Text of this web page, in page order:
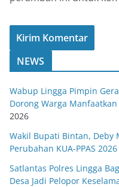
NEWS
Wabup Lingga Pimpin
Dorong Warga
2026
Wakil Bupati Bintan, Deby
Perubahan KUA-PPAS 2026
Satlantas Polres Lingga
Desa Jadi Pelopor